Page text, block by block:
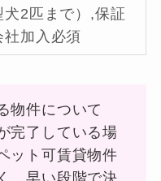
犬2匹まで）,保証
社加入必須
物件について
完了している場
ット可賃貸物件